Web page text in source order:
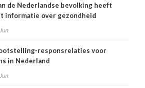
de Nederlandse bevolking heeft
informatie over gezondheid
responsrelaties voor
in Nederland